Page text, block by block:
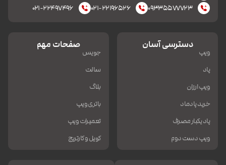
۰۹۳۳۵۵۷۷۷۲۳
۰۲۱-۲۲۱۹۶۵۲۶ ۰۲۱-۲۲۴۹۷۴۹۶
دسترسی آسان
ویپ
پاد
ویپ ارزان
خرید پادماد
پاد یکبار مصرف
ویپ دست دوم
صفحات مهم
جویس
سالت
بلاگ
باتری ویپ
تعمیرات ویپ
کویل و کارتریج